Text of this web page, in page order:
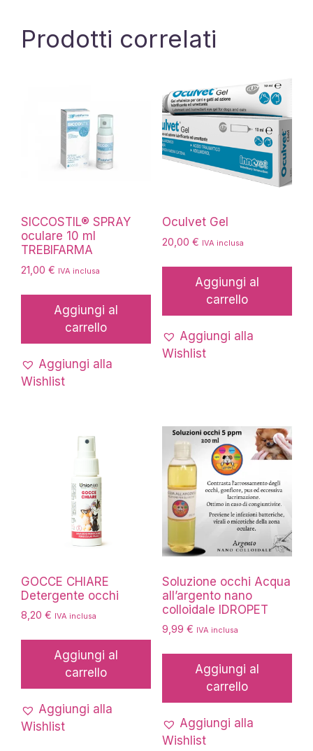
Prodotti correlati
SICCOSTIL® SPRAY
oculare 10 ml
TREBIFARMA
21,00 € IVA inclusa
Aggiungi al
carrello
Aggiungi alla
Wishlist
Oculvet Gel
20,00 € IVA inclusa
Aggiungi al
carrello
Aggiungi alla
Wishlist
GOCCE CHIARE
Detergente occhi
8,20 € IVA inclusa
Aggiungi al
carrello
Aggiungi alla
Wishlist
Soluzione occhi Acqua
all’argento nano
colloidale IDROPET
9,99 € IVA inclusa
Aggiungi al
carrello
Aggiungi alla
Wishlist